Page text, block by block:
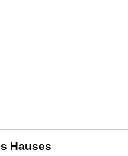
Hauses